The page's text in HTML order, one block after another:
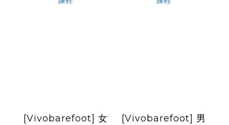
[Vivobarefoot] 女
[Vivobarefoot] 男